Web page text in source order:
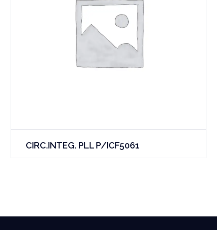
CIRC.INTEG. PLL P/ICF5061